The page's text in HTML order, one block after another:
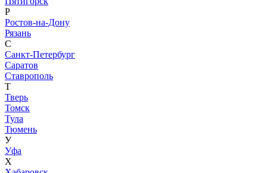
Р
Ростов-на-Дону
Рязань
С
Санкт-Петербург
Саратов
Ставрополь
Т
Тверь
Томск
Тула
Тюмень
У
Уфа
Х